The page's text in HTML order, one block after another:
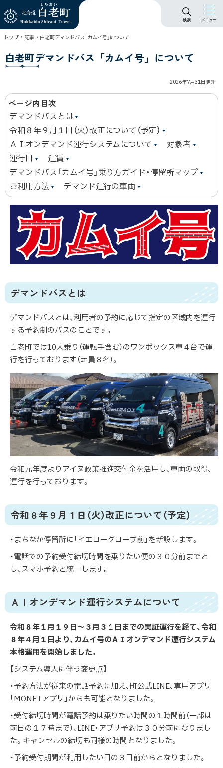
北海道 白老町
Hokkaido Shiraoi
Town
メニュー
検索
トップ › 記事 › 白老町デマンドバス「カムイ号」について
白老町デマンドバス「カムイ号」について
2026年7月31日 更新
ページ内目次
デマンドバスとは
令和８年９月１日（火）改正について（予定）
ＡＩオンデマンド運行システムについて
対象者
運行日
運賃
デマンドバス「カムイ号」乗り方ガイド・停留所マップ
ご利用方法
デマンド運行の車両
デマンドバスとは
デマンドバスとは、利用者の予約に応じて指定の区域内を運行
する予約制のバスのことです。
白老町では10人乗り（運転手含む）のワンボックス車４台で運
行を行っております（定員８名）。
令和元年度よりアイヌ政策推進交付金を活用し、車両の取得、
運行を行っております。
令和８年９月１日（火）改正について（予定）
・まちなか停留所に「イエローグローブ前」を新設します。
・電話での予約受付締切時間を乗りたい便の３０分前までと
し、スマホ予約と統一します。
ＡＩオンデマンド運行システムについて
令和８年１月１９日～３月３１日までの実証運行を経て、令和
８年４月１日より、カムイ号のＡＩオンデマンド運行システム
本格運用を開始しました。
【システム導入に伴う変更点】
・予約方法が従来の電話予約に加え、町公式LINE、専用アプリ
「MONETアプリ」からも可能となりました。
・受付締切時間が電話予約は乗りたい時間の１時間前（一部は
前日の１７時まで）、LINE・アプリ予約は３０分前になりまし
た。キャンセルの締切も同様の時間となりました。
・予約受付期間が利用したい日の３日前からとなりました。